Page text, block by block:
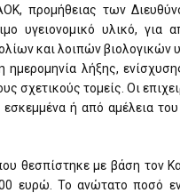
προμήθειας των
υγειονομικό υλικό,
και λοιπών βιολογικών
ημερομηνία λήξης,
σχετικούς τομείς. Οι
ή από αμέλεια
θεσπίστηκε με βάση τον
ευρώ. Το ανώτατο ποσό